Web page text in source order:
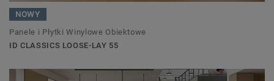
NOWY
Panele i Płytki Winylowe Obiektowe
ID CLASSICS LOOSE-LAY 55